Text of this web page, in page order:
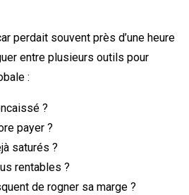
perdait souvent près d’une heure
entre plusieurs outils pour
:
?
payer ?
saturés ?
rentables ?
de rogner sa marge ?